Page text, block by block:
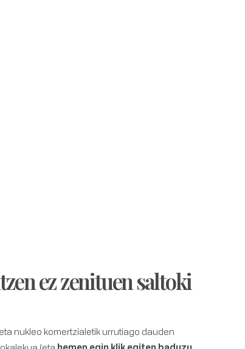
ez zenituen saltoki
nukleo komertzialetik urrutiago dauden